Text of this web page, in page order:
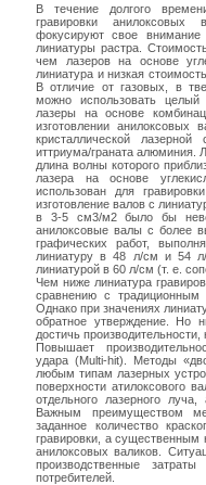
В течение долгого
гравировки анилоксовых
фокусируют свое
линиатуры растра.
чем лазеров на основе
линиатура и низкая
В отличие от газовых, в
можно использовать
лазеры на основе
изготовлении
кристаллической
иттриума/граната алюминия.
длина волны которого
лазера на основе
использован для
изготовление валов с
в 3-5 см3/м2 было бы
анилоксовые валы с более
графичес­ких работ,
линиатуру в 48 л/см и 54
линиатурой в 60 л/см (т. е.
Чем ниже линиатура
сравнению с традиционным
Однако при значениях
обратное утвер­ждение. Но
достичь
Повышает
удара (Multi-hit). Методы
любым типам лазерных
поверхности атилоксового
отдельного лазерного
Важным преимуществом
заданное количество
гравировки, а существенным
анилоксовых валиков.
производственные
потребителей.